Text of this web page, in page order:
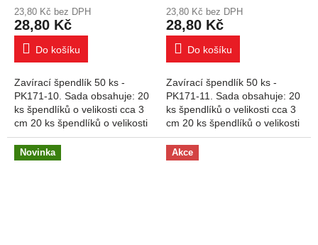
23,80 Kč bez DPH
28,80 Kč
Do košíku
Zavírací špendlík 50 ks -
PK171-10. Sada obsahuje: 20
ks špendlíků o velikosti cca 3
cm 20 ks špendlíků o velikosti
cca 3,5 cm 10 ks špendlíků o
velikosti cca 4,5 cm
23,80 Kč bez DPH
28,80 Kč
Do košíku
Zavírací špendlík 50 ks -
PK171-11. Sada obsahuje: 20
ks špendlíků o velikosti cca 3
cm 20 ks špendlíků o velikosti
cca 3,5 cm 10 ks špendlíků o
velikosti cca 4,5 cm zlaté
Novinka Akce